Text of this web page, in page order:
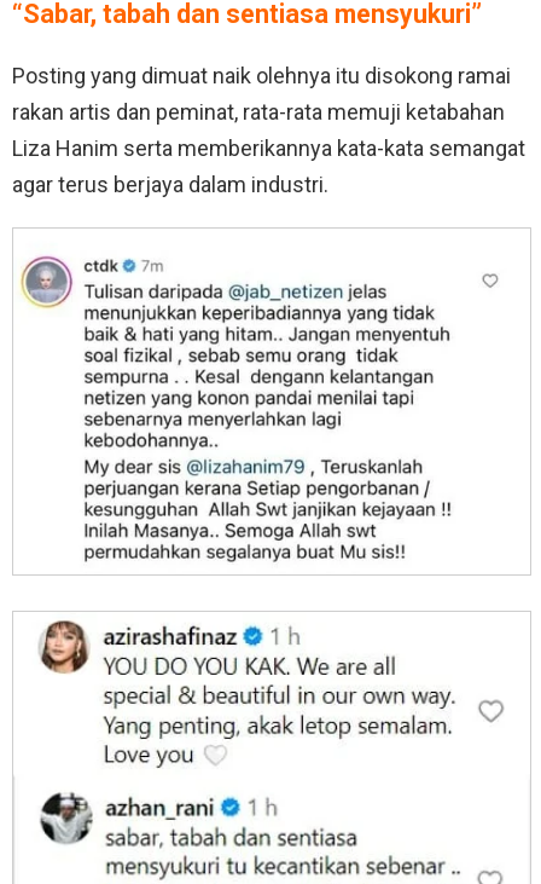
“Sabar, tabah dan sentiasa mensyukuri”
Posting yang dimuat naik olehnya itu disokong ramai
rakan artis dan peminat, rata-rata memuji ketabahan
Liza Hanim serta memberikannya kata-kata semangat
agar terus berjaya dalam industri.